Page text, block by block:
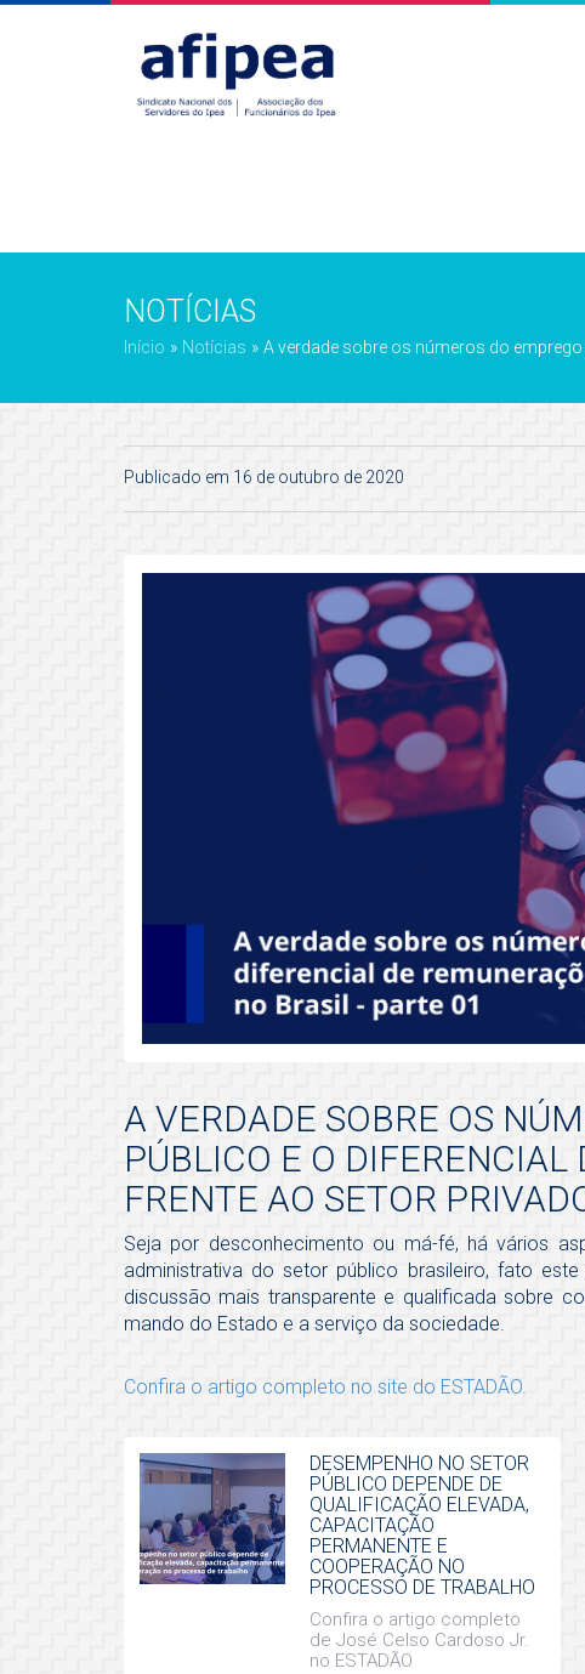
NOTÍCIAS
Início » Notícias » A verdade sobre os números do
Publicado em 16 de outubro de 2020
A VERDADE SOBRE OS
PÚBLICO E O DIFERENCIAL
FRENTE AO SETOR
Seja por desconhecimento ou má-fé, há vários
administrativa do setor público brasileiro, fato
discussão mais transparente e qualificada sobre
mando do Estado e a serviço da sociedade.
Confira o artigo completo no site do ESTADÃO.
DESEMPENHO NO SETOR
PÚBLICO DEPENDE DE
QUALIFICAÇÃO ELEVADA,
CAPACITAÇÃO
PERMANENTE E
COOPERAÇÃO NO
PROCESSO DE TRABALHO
Confira o artigo completo
de José Celso Cardoso Jr.
no ESTADÃO